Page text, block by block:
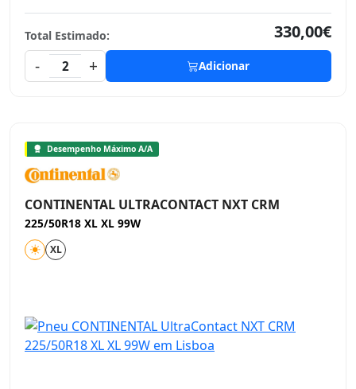
Total Estimado:
330,00€
-
2 + Adicionar
Desempenho Máximo A/A
CONTINENTAL ULTRACONTACT NXT CRM
225/50R18 XL XL 99W
XL